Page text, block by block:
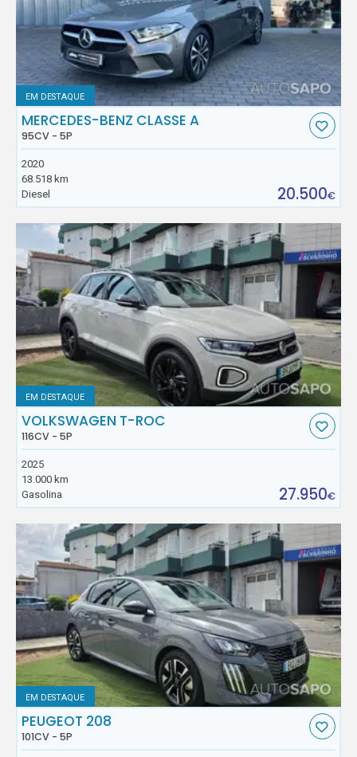
EM DESTAQUE
MERCEDES-BENZ CLASSE A
95CV - 5P
2020
68.518 km
Diesel
20.500€
EM DESTAQUE
VOLKSWAGEN T-ROC
116CV - 5P
2025
13.000 km
Gasolina
27.950€
EM DESTAQUE
PEUGEOT 208
101CV - 5P